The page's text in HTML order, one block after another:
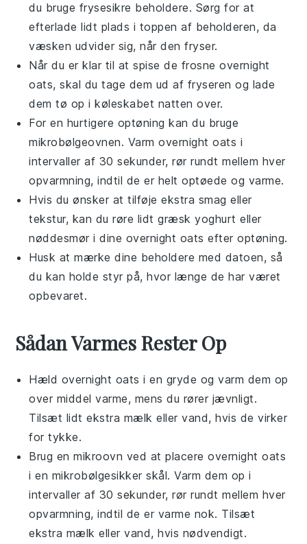
du bruge frysesikre beholdere. Sørg for at
efterlade lidt plads i toppen af beholderen, da
væsken udvider sig, når den fryser.
Når du er klar til at spise de frosneovernight
oats, skal du tage dem ud af fryseren og lade
dem tø op i køleskabet natten over.
For en hurtigere optøning kan du bruge
mikrobølgeovnen. Varmovernight oats i
intervaller af 30 sekunder, rør rundt mellem hver
opvarmning, indtil de er helt optøede og varme.
Hvis du ønsker at tilføje ekstra smag eller
tekstur, kan du røre lidtgræsk yoghurt eller
nøddesmør i dine overnight oats efter optøning.
Husk at mærke dine beholdere med datoen, så
du kan holde styr på, hvor længe de har været
opbevaret.
Sådan Varmes Rester Op
Hæld overnight oats i en gryde og varm dem op
over middel varme, mens du rører jævnligt.
Tilsæt lidt ekstra mælk ellervand, hvis de virker
for tykke.
Brug enmikroovn ved at placereovernight oats
i en mikrobølgesikker skål. Varm dem op i
intervaller af 30 sekunder, rør rundt mellem hver
opvarmning, indtil de er varme nok. Tilsæt
ekstra mælk ellervand, hvis nødvendigt.